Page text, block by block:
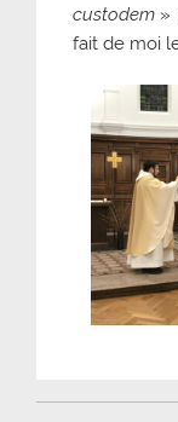
custodem »
fait de moi